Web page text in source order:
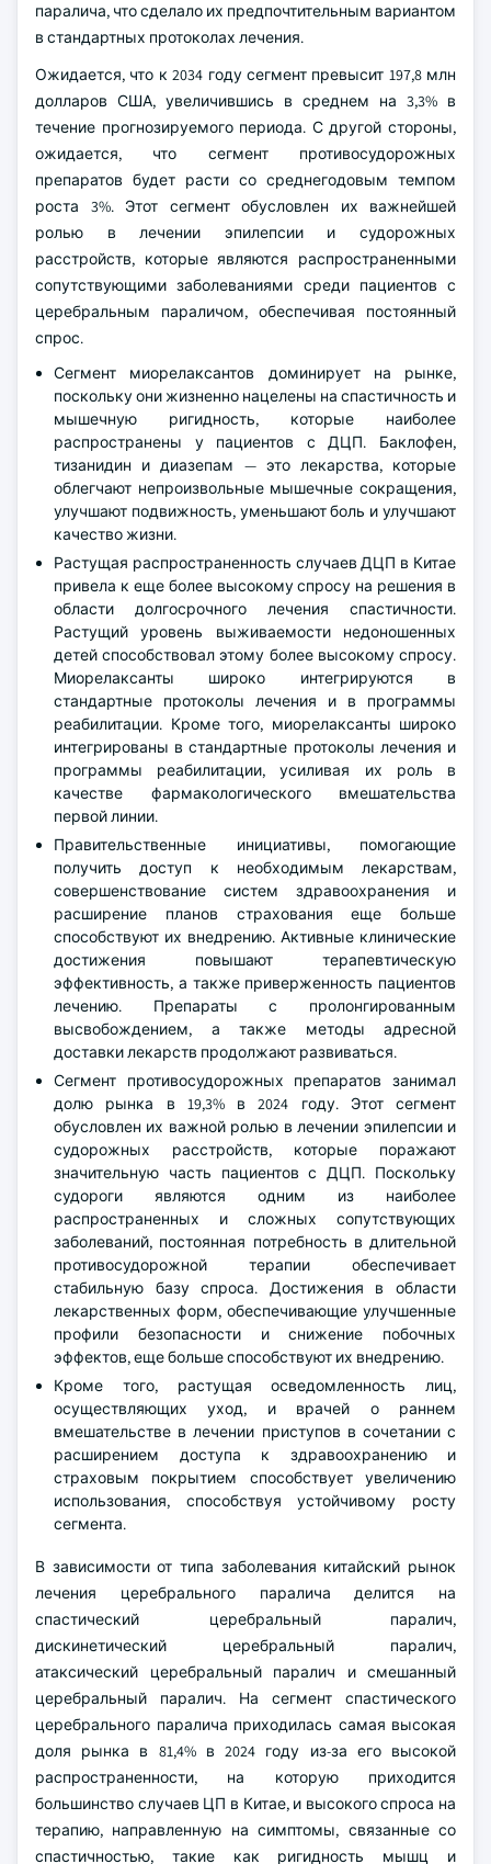
паралича, что сделало их предпочтительным вариантом
в стандартных протоколах лечения.
Ожидается, что к 2034 году сегмент превысит 197,8 млн
долларов США, увеличившись в среднем на 3,3% в
течение прогнозируемого периода. С другой стороны,
ожидается, что сегмент противосудорожных
препаратов будет расти со среднегодовым темпом
роста 3%. Этот сегмент обусловлен их важнейшей
ролью в лечении эпилепсии и судорожных
расстройств, которые являются распространенными
сопутствующими заболеваниями среди пациентов с
церебральным параличом, обеспечивая постоянный
спрос.
Сегмент миорелаксантов доминирует на рынке,
поскольку они жизненно нацелены на спастичность и
мышечную ригидность, которые наиболее
распространены у пациентов с ДЦП. Баклофен,
тизанидин и диазепам — это лекарства, которые
облегчают непроизвольные мышечные сокращения,
улучшают подвижность, уменьшают боль и улучшают
качество жизни.
Растущая распространенность случаев ДЦП в Китае
привела к еще более высокому спросу на решения в
области долгосрочного лечения спастичности.
Растущий уровень выживаемости недоношенных
детей способствовал этому более высокому спросу.
Миорелаксанты широко интегрируются в
стандартные протоколы лечения и в программы
реабилитации. Кроме того, миорелаксанты широко
интегрированы в стандартные протоколы лечения и
программы реабилитации, усиливая их роль в
качестве фармакологического вмешательства
первой линии.
Правительственные инициативы, помогающие
получить доступ к необходимым лекарствам,
совершенствование систем здравоохранения и
расширение планов страхования еще больше
способствуют их внедрению. Активные клинические
достижения повышают терапевтическую
эффективность, а также приверженность пациентов
лечению. Препараты с пролонгированным
высвобождением, а также методы адресной
доставки лекарств продолжают развиваться.
Сегмент противосудорожных препаратов занимал
долю рынка в 19,3% в 2024 году. Этот сегмент
обусловлен их важной ролью в лечении эпилепсии и
судорожных расстройств, которые поражают
значительную часть пациентов с ДЦП. Поскольку
судороги являются одним из наиболее
распространенных и сложных сопутствующих
заболеваний, постоянная потребность в длительной
противосудорожной терапии обеспечивает
стабильную базу спроса. Достижения в области
лекарственных форм, обеспечивающие улучшенные
профили безопасности и снижение побочных
эффектов, еще больше способствуют их внедрению.
Кроме того, растущая осведомленность лиц,
осуществляющих уход, и врачей о раннем
вмешательстве в лечении приступов в сочетании с
расширением доступа к здравоохранению и
страховым покрытием способствует увеличению
использования, способствуя устойчивому росту
сегмента.
В зависимости от типа заболевания китайский рынок
лечения церебрального паралича делится на
спастический церебральный паралич,
дискинетический церебральный паралич,
атаксический церебральный паралич и смешанный
церебральный паралич. На сегмент спастического
церебрального паралича приходилась самая высокая
доля рынка в 81,4% в 2024 году из-за его высокой
распространенности, на которую приходится
большинство случаев ЦП в Китае, и высокого спроса на
терапию, направленную на симптомы, связанные со
спастичностью, такие как ригидность мышц и